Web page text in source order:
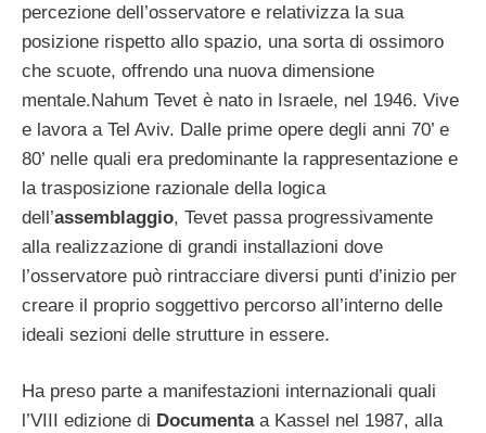
percezione dell’osservatore e relativizza la sua
posizione rispetto allo spazio, una sorta di ossimoro
che scuote, offrendo una nuova dimensione
mentale.Nahum Tevet è nato in Israele, nel 1946. Vive
e lavora a Tel Aviv. Dalle prime opere degli anni 70’ e
80’ nelle quali era predominante la rappresentazione e
la trasposizione razionale della logica
dell’assemblaggio, Tevet passa progressivamente
alla realizzazione di grandi installazioni dove
l’osservatore può rintracciare diversi punti d’inizio per
creare il proprio soggettivo percorso all’interno delle
ideali sezioni delle strutture in essere.
Ha preso parte a manifestazioni internazionali quali
l’VIII edizione di Documentaa Kassel nel 1987, alla